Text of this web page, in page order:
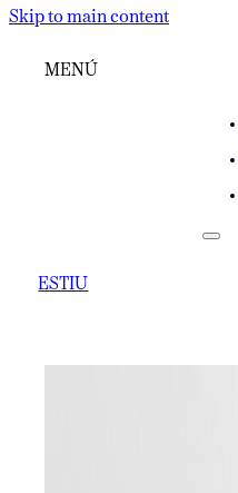
Skip to main content
MENÚ
ESTIU